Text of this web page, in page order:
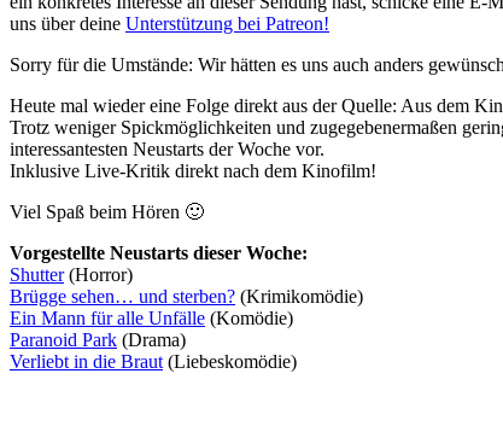
uns über deine Unterstützung bei Patreon!
Sorry für die Umstände: Wir hätten es uns auch anders
Heute mal wieder eine Folge direkt aus der Quelle: Aus dem
Trotz weniger Spickmöglichkeiten und zugegebenermaßen
interessantesten Neustarts der Woche vor.
Inklusive Live-Kritik direkt nach dem Kinofilm!
Viel Spaß beim Hören 🙂
Vorgestellte Neustarts dieser Woche:
Shutter(Horror)
Brügge sehen… und sterben? (Krimikomödie)
Ein Mann für alle Unfälle (Komödie)
Paranoid Park (Drama)
Verliebt in die Braut (Liebeskomödie)